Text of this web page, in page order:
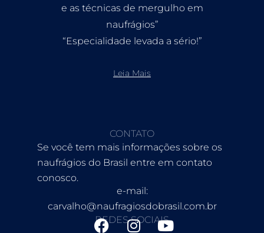
e as técnicas de mergulho em
naufrágios”
“Especialidade levada a sério!”
Leia Mais
CONTATO
Se você tem mais informações sobre os
naufrágios do Brasil entre em contato
conosco.
e-mail:
carvalho@naufragiosdobrasil.com.br
REDES SOCIAIS